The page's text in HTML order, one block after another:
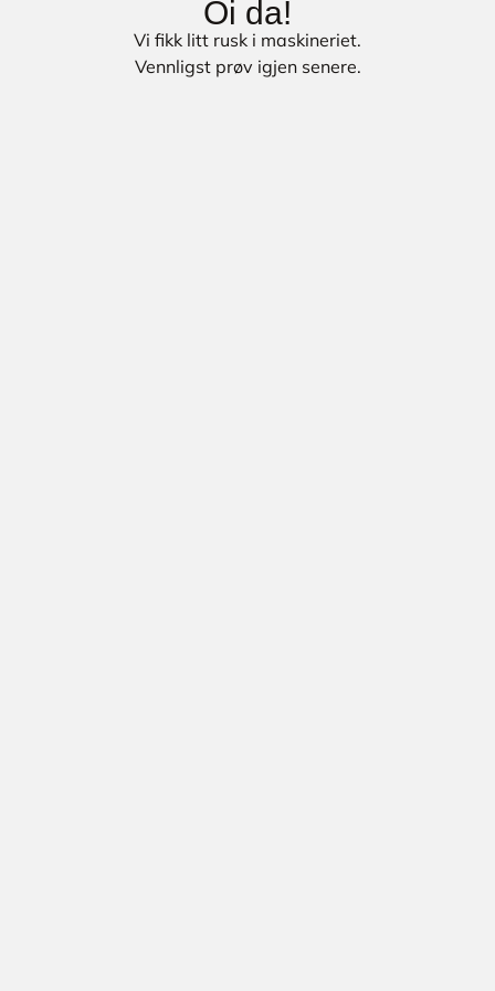
Oi da!
Vi fikk litt rusk i maskineriet.
Vennligst prøv igjen senere.